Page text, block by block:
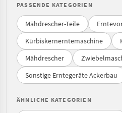
PASSENDE KATEGORIEN
Mähdrescher-Teile
Kürbiskernerntemaschine
Mähdrescher
Sonstige Erntegeräte Ackerbau
ÄHNLICHE KATEGORIEN